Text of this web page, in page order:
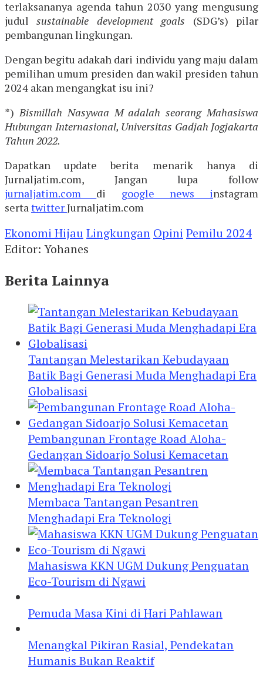
terlaksananya agenda tahun 2030 yang mengusung
judulsustainable development goals (SDG’s) pilar
pembangunan lingkungan.
Dengan begitu adakah dari individu yang maju dalam
pemilihan umum presiden dan wakil presiden tahun
2024 akan mengangkat isu ini?
*) Bismillah Nasywaa M adalah seorang Mahasiswa
Hubungan Internasional, Universitas Gadjah Jogjakarta
Tahun 2022.
Dapatkan update berita menarik hanya di
Jurnaljatim.com, Jangan lupa follow
jurnaljatim.com di google news instagram
serta twitterJurnaljatim.com
Ekonomi HijauLingkungan Opini Pemilu 2024
Editor: Yohanes
Berita Lainnya
Tantangan Melestarikan Kebudayaan
Batik Bagi Generasi Muda Menghadapi Era
Globalisasi
Pembangunan Frontage Road Aloha-
Gedangan Sidoarjo Solusi Kemacetan
Membaca Tantangan Pesantren
Menghadapi Era Teknologi
Mahasiswa KKN UGM Dukung Penguatan
Eco-Tourism di Ngawi
Pemuda Masa Kini di Hari Pahlawan
Menangkal Pikiran Rasial, Pendekatan
Humanis Bukan Reaktif